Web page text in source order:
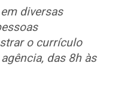
diversas
o currículo
das 8h às